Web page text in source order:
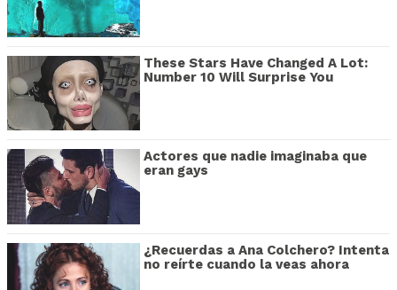
These Stars Have Changed A Lot:
Number 10 Will Surprise You
Actores que nadie imaginaba que
eran gays
¿Recuerdas a Ana Colchero? Intenta
no reírte cuando la veas ahora